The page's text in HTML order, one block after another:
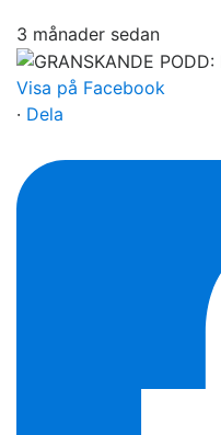
3 månader sedan
Visa på Facebook
· Dela